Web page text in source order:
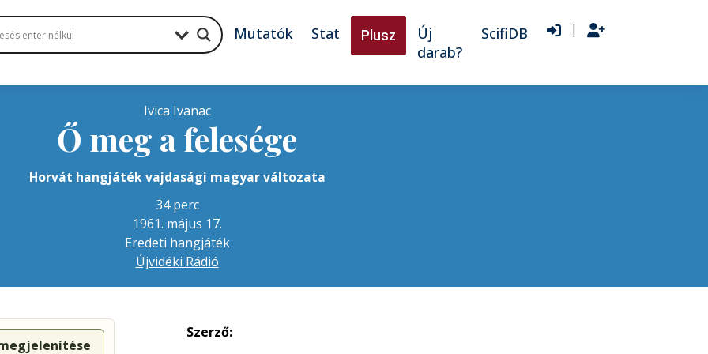
Mutatók Stat Plusz
Új
darab?
ScifiDB |
Ivica Ivanac
Ő meg a felesége
Horvát hangjáték vajdasági magyar változata
34 perc
1961. május 17.
Eredeti hangjáték
Újvidéki Rádió
Szerző: